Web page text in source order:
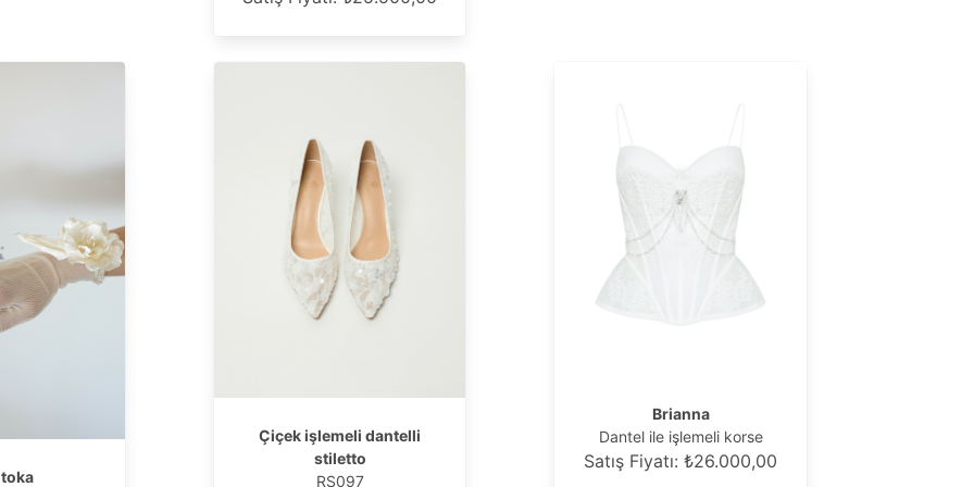
Çiçek işlemeli dantelli
stiletto
RS097
Brianna
Dantel ile işlemeli korse
Satış Fiyatı: ₺26.000,00